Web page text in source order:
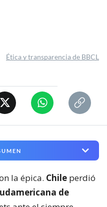
Ética y transparencia de BBCL
la épica. Chile perdió
de